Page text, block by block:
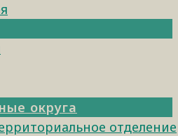
округа
отделение